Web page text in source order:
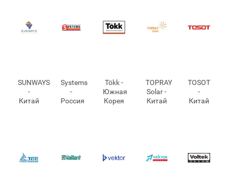
SUNWAYS
-
Китай
Systems
-
Россия
Tökk -
Южная
Корея
TOPRAY
Solar -
Китай
TOSOT
-
Китай